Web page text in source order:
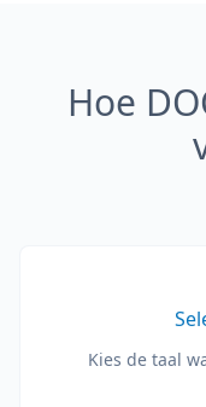
Hoe
Kies de taal